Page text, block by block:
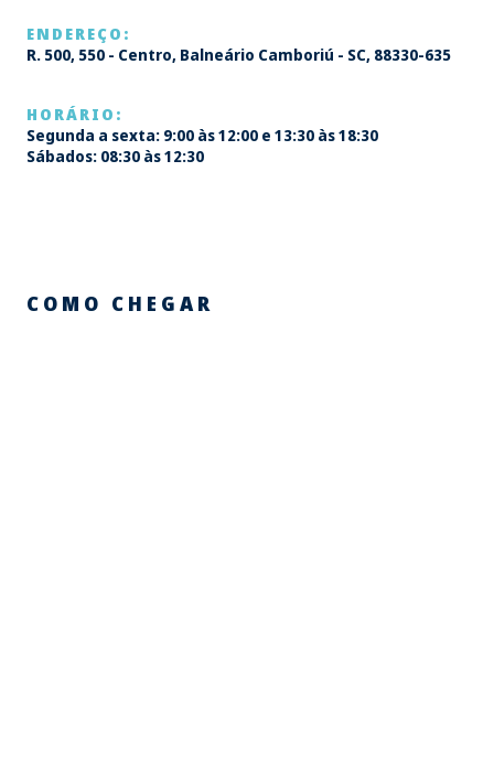
ENDEREÇO:
R. 500, 550 - Centro, Balneário Camboriú - SC, 88330-635
HORÁRIO:
Segunda a sexta: 9:00 às 12:00 e 13:30 às 18:30
Sábados: 08:30 às 12:30
COMO CHEGAR